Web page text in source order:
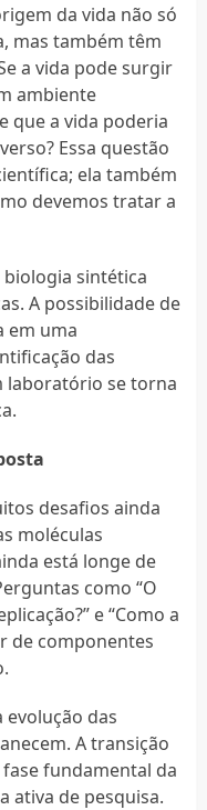
da vida não só
mas também têm
a vida pode surgir
ambiente
que a vida poderia
Essa questão
ela também
devemos tratar a
biologia sintética
A possibilidade de
em uma
das
laboratório se torna
desafios ainda
moléculas
está longe de
como “O
e “Como a
de componentes
evolução das
A transição
fundamental da
ativa de pesquisa.